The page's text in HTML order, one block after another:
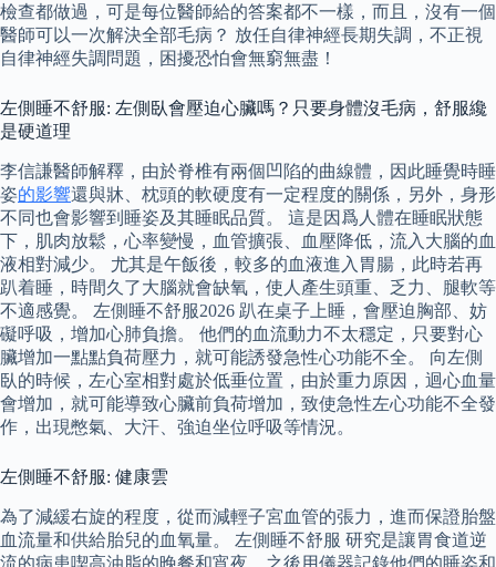
檢查都做過，可是每位醫師給的答案都不一樣，而且，沒有一個
醫師可以一次解決全部毛病？ 放任自律神經長期失調，不正視
自律神經失調問題，困擾恐怕會無窮無盡！
左側睡不舒服: 左側臥會壓迫心臟嗎？只要身體沒毛病，舒服纔
是硬道理
李信謙醫師解釋，由於脊椎有兩個凹陷的曲線體，因此睡覺時睡
姿的影響還與牀、枕頭的軟硬度有一定程度的關係，另外，身形
不同也會影響到睡姿及其睡眠品質。 這是因爲人體在睡眠狀態
下，肌肉放鬆，心率變慢，血管擴張、血壓降低，流入大腦的血
液相對減少。 尤其是午飯後，較多的血液進入胃腸，此時若再
趴着睡，時間久了大腦就會缺氧，使人產生頭重、乏力、腿軟等
不適感覺。 左側睡不舒服2026 趴在桌子上睡，會壓迫胸部、妨
礙呼吸，增加心肺負擔。 他們的血流動力不太穩定，只要對心
臟增加一點點負荷壓力，就可能誘發急性心功能不全。 向左側
臥的時候，左心室相對處於低垂位置，由於重力原因，迴心血量
會增加，就可能導致心臟前負荷增加，致使急性左心功能不全發
作，出現憋氣、大汗、強迫坐位呼吸等情況。
左側睡不舒服: 健康雲
為了減緩右旋的程度，從而減輕子宮血管的張力，進而保證胎盤
血流量和供給胎兒的血氧量。 左側睡不舒服 研究是讓胃食道逆
流的病患喫高油脂的晚餐和宵夜，之後用儀器記錄他們的睡姿和